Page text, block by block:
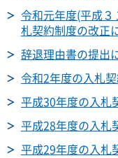
令和元年度(平成
札契約制度の改正
辞退理由書の提出
令和2年度の入札
平成30年度の入札
平成28年度の入札
平成29年度の入札